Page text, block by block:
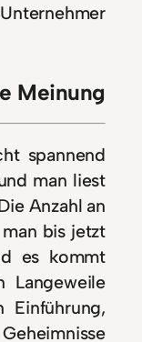
Meinung
spannend
man liest
Anzahl an
bis jetzt
es kommt
Langeweile
Einführung,